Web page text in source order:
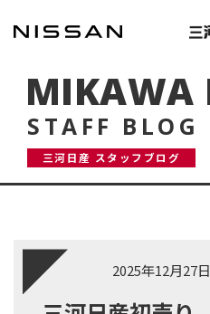
MIKAWA
STAFF BLOG
三河日産 スタッフブログ
2025年12月27日